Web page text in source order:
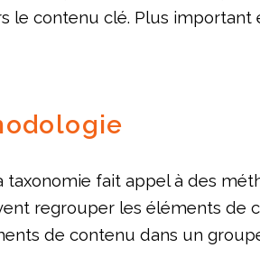
le contenu clé. Plus
taxonomie fait appel à des
regrouper les éléments de
de contenu dans un